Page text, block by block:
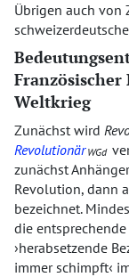
Übrigen auch von
Weltkrieg
Zunächst wird
Revolutionär WGd
zunächst
Revolution, dann
bezeichnet.
die
herabsetzende
immer schimpft